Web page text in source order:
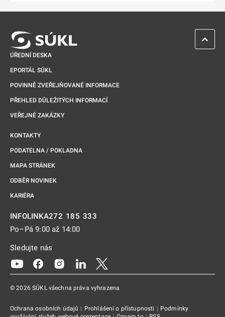
ÚŘEDNÍ DESKA
EPORTÁL SÚKL
POVINNĚ ZVEŘEJŇOVANÉ INFORMACE
PŘEHLED DŮLEŽITÝCH INFORMACÍ
VEŘEJNÉ ZAKÁZKY
KONTAKTY
PODATELNA / POKLADNA
MAPA STRÁNEK
ODBĚR NOVINEK
KARIÉRA
INFOLINKA272 185 333
Po–Pá 9:00 až 14:00
Sledujte nás
Odkaz se otevře na nové kartě
Odkaz se otevře na nové kartě
Odkaz se otevře na nové kartě
Odkaz se otevře na nové kartě
© 2026 SÚKL všechna práva vyhrazena
Ochrana osobních údajů | Prohlášení o přístupnosti | Podmínky
ZPĚT